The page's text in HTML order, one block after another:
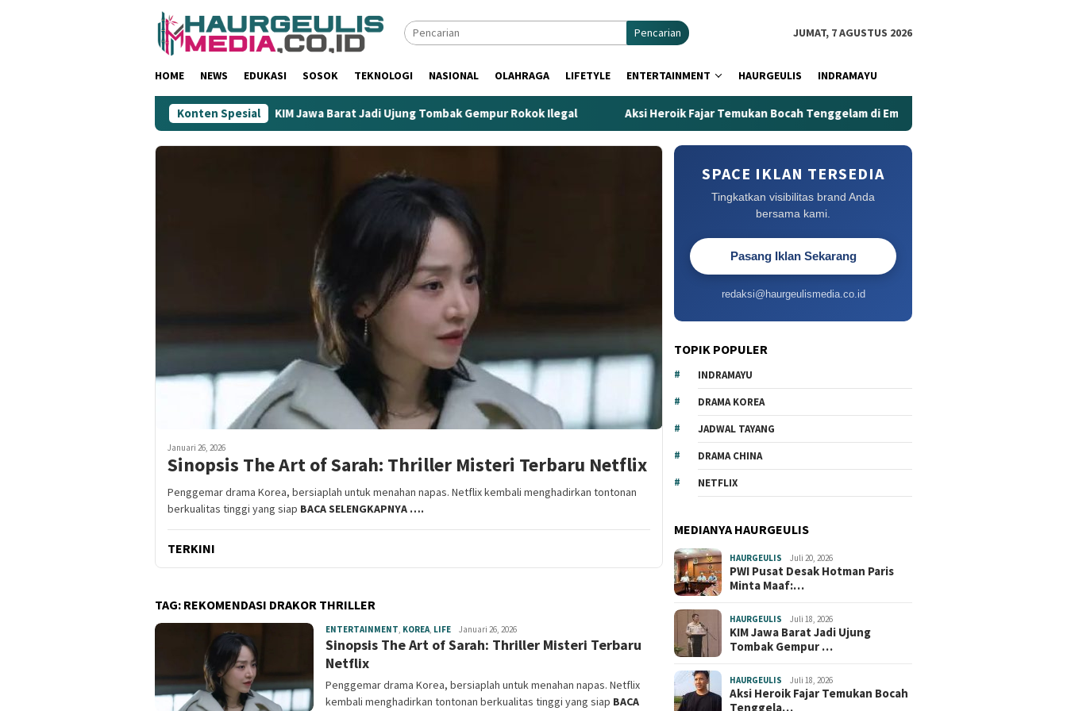
Pencarian JUMAT, 7 AGUSTUS 2026
HOME NEWS EDUKASI SOSOK TEKNOLOGI NASIONAL OLAHRAGA LIFETYLE ENTERTAINMENT HAURGEULIS INDRAMAYU
Konten Spesial
Dinilai Rendahkan Wartawan KIM Jawa Barat Jadi Ujung Tombak Gempur Rokok Ilegal Aksi Heroik Fajar Temukan Bocah Tenggelam di Embung Kertanegara
Januari 26, 2026
Sinopsis The Art of Sarah: Thriller Misteri Terbaru Netflix
Penggemar drama Korea, bersiaplah untuk menahan napas. Netflix kembali menghadirkan tontonan
berkualitas tinggi yang siap BACA SELENGKAPNYA ….
TERKINI
TAG: REKOMENDASI DRAKOR THRILLER
ENTERTAINMENT, KOREA, LIFE Syahrul
Ramadhan
Januari 26, 2026
Sinopsis The Art of Sarah: Thriller Misteri Terbaru
Netflix
Penggemar drama Korea, bersiaplah untuk menahan napas. Netflix
kembali menghadirkan tontonan berkualitas tinggi yang siap BACA
SPACE IKLAN TERSEDIA
Tingkatkan visibilitas brand Anda
bersama kami.
Pasang Iklan Sekarang
redaksi@haurgeulismedia.co.id
TOPIK POPULER
INDRAMAYU
DRAMA KOREA
JADWAL TAYANG
DRAMA CHINA
NETFLIX
MEDIANYA HAURGEULIS
HAURGEULIS Juli 20, 2026
PWI Pusat Desak Hotman Paris
Minta Maaf:…
HAURGEULIS Juli 18, 2026
KIM Jawa Barat Jadi Ujung
Tombak Gempur …
HAURGEULIS Juli 18, 2026
Aksi Heroik Fajar Temukan Bocah
Tenggela…